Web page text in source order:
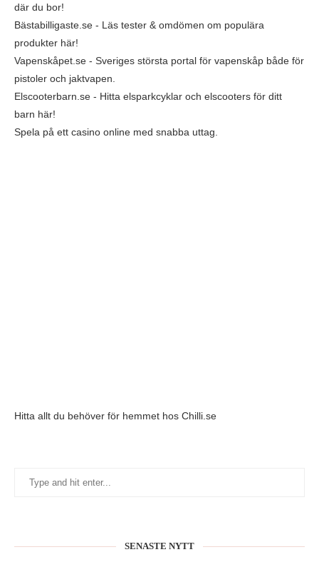
där du bor!
Bästabilligaste.se - Läs tester & omdömen om populära
produkter här!
Vapenskåpet.se - Sveriges största portal för vapenskåp både för
pistoler och jaktvapen.
Elscooterbarn.se - Hitta elsparkcyklar och elscooters för ditt
barn här!
Spela på ett casino online med snabba uttag
Hitta allt du behöver för hemmet hos Chilli.se
SENASTE NYTT